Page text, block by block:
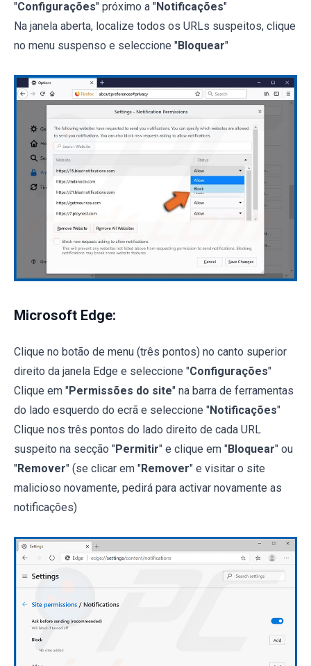
"Configurações" próximo a "Notificações"
Na janela aberta, localize todos os URLs suspeitos, clique
no menu suspenso e seleccione "Bloquear"
Microsoft Edge:
Clique no botão de menu (três pontos) no canto superior
direito da janela Edge e seleccione "Configurações"
Clique em "Permissões do site" na barra de ferramentas
do lado esquerdo do ecrã e seleccione "Notificações"
Clique nos três pontos do lado direito de cada URL
suspeito na secção "Permitir" e clique em "Bloquear" ou
"Remover" (se clicar em "Remover" e visitar o site
malicioso novamente, pedirá para activar novamente as
notificações)